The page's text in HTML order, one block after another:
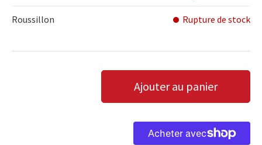
Roussillon Rupture de stock
DIMINUER LA QUANTITÉ
AUGMENTER LA QUANTITÉ
Ajouter au panier